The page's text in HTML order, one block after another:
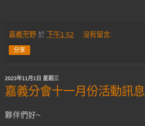
嘉義荒野 於 下午1:52 沒有留言:
分享
2023年11月1日 星期三
嘉義分會十一月份活動訊息
夥伴們好~